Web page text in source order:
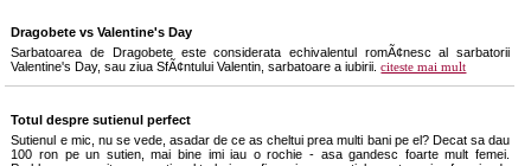
Dragobete vs Valentine's Day
Sarbatoarea de Dragobete este considerata echivalentul romÃ¢nesc al sarbatorii
Valentine's Day, sau ziua SfÃ¢ntului Valentin, sarbatoare a iubirii.citeste mai mult
Totul despre sutienul perfect
Sutienul e mic, nu se vede, asadar de ce as cheltui prea multi bani pe el? Decat sa dau
100 ron pe un sutien, mai bine imi iau o rochie - asa gandesc foarte mult femei.